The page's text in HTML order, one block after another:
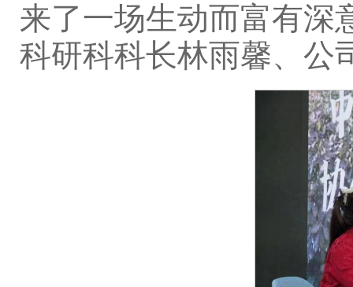
来了一场生动而富有深
科研科科长林雨馨、公